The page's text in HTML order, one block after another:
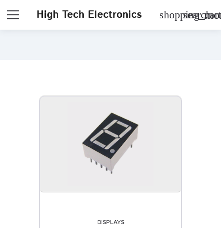
High Tech Electronics shopping_cart
search
DISPLAYS